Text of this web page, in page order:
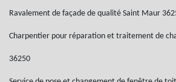
Ravalement de façade de qualité Saint Maur
Charpentier pour réparation et traitement de
36250